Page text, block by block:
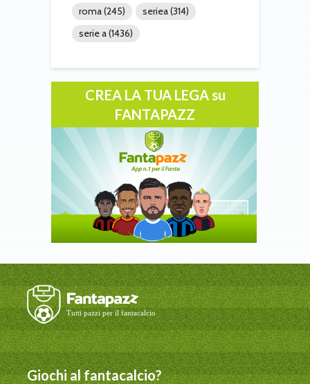
roma(245) seriea(314)
serie a(1436)
CREA LA TUA LEGA su
FANTAPAZZ
Giochi al fantacalcio?